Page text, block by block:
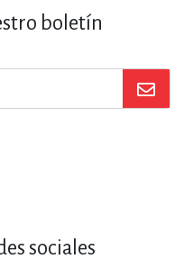
boletín
sociales